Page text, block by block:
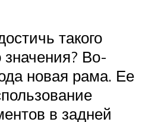
такого
значения? Во-
новая рама. Ее
в задней